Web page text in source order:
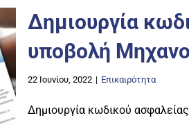
Δημιουργία
υποβολή
22 Ιουνίου, 2022 | Επικαιρότητα
Δημιουργία κωδικού